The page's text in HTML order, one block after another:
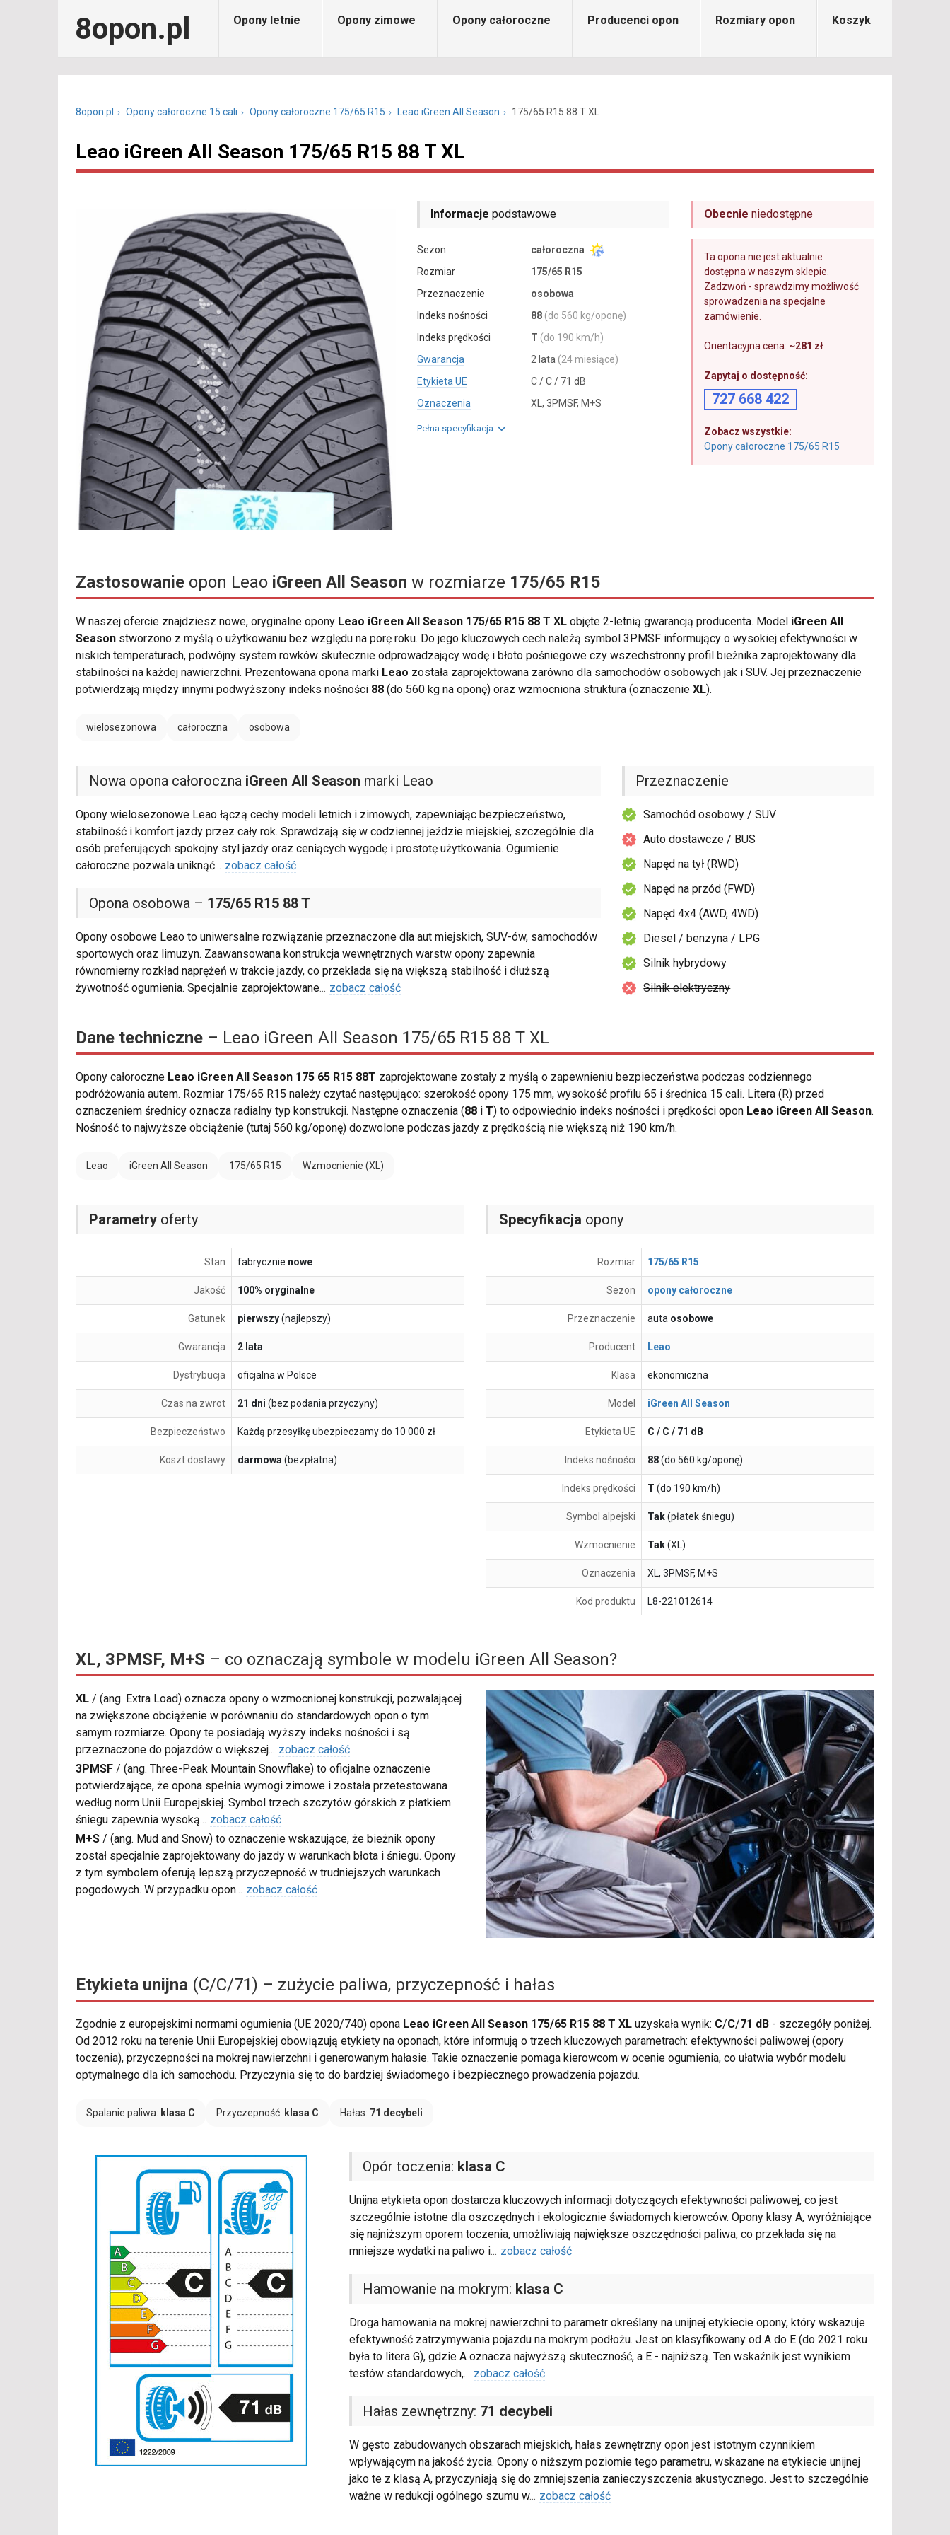
8opon.pl Opony letnie Opony zimowe Opony całoroczne Producenci opon Rozmiary opon Koszyk
8opon.pl Opony całoroczne 15 cali Opony całoroczne 175/65 R15 Leao iGreen All Season 175/65 R15 88 T XL
Leao iGreen All Season 175/65 R15 88 T XL
Informacje podstawowe
Sezon
całoroczna
Rozmiar
175/65 R15
Przeznaczenie
osobowa
Indeks nośności
88 (do 560 kg/oponę)
Indeks prędkości
T (do 190 km/h)
Gwarancja
2 lata (24 miesiące)
Etykieta UE
C / C / 71 dB
Oznaczenia
XL, 3PMSF, M+S
Pełna specyfikacja
Obecnie niedostępne
Ta opona nie jest aktualnie
dostępna w naszym sklepie.
Zadzwoń - sprawdzimy możliwość
sprowadzenia na specjalne
zamówienie.
Orientacyjna cena: ~281 zł
Zapytaj o dostępność:
727 668 422
Zobacz wszystkie:
Opony całoroczne 175/65 R15
Zastosowanie opon Leao iGreen All Season w rozmiarze 175/65 R15
W naszej ofercie znajdziesz nowe, oryginalne opony Leao iGreen All Season 175/65 R15 88 T XL objęte 2-letnią gwarancją producenta. Model iGreen All
Season stworzono z myślą o użytkowaniu bez względu na porę roku. Do jego kluczowych cech należą symbol 3PMSF informujący o wysokiej efektywności w
niskich temperaturach, podwójny system rowków skutecznie odprowadzający wodę i błoto pośniegowe czy wszechstronny profil bieżnika zaprojektowany dla
stabilności na każdej nawierzchni. Prezentowana opona marki Leao została zaprojektowana zarówno dla samochodów osobowych jak i SUV. Jej przeznaczenie
potwierdzają między innymi podwyższony indeks nośności 88 (do 560 kg na oponę) oraz wzmocniona struktura (oznaczenie XL).
wielosezonowa całoroczna osobowa
Nowa opona całoroczna iGreen All Season marki Leao
Opony wielosezonowe Leao łączą cechy modeli letnich i zimowych, zapewniając bezpieczeństwo,
stabilność i komfort jazdy przez cały rok. Sprawdzają się w codziennej jeździe miejskiej, szczególnie dla
osób preferujących spokojny styl jazdy oraz ceniących wygodę i prostotę użytkowania. Ogumienie
całoroczne pozwala uniknąć... zobacz całość
Opona osobowa – 175/65 R15 88 T
Opony osobowe Leao to uniwersalne rozwiązanie przeznaczone dla aut miejskich, SUV-ów, samochodów
sportowych oraz limuzyn. Zaawansowana konstrukcja wewnętrznych warstw opony zapewnia
równomierny rozkład naprężeń w trakcie jazdy, co przekłada się na większą stabilność i dłuższą
żywotność ogumienia. Specjalnie zaprojektowane... zobacz całość
Przeznaczenie
Samochód osobowy / SUV
Auto dostawcze / BUS
Napęd na tył (RWD)
Napęd na przód (FWD)
Napęd 4x4 (AWD, 4WD)
Diesel / benzyna / LPG
Silnik hybrydowy
Silnik elektryczny
Dane techniczne – Leao iGreen All Season 175/65 R15 88 T XL
Opony całoroczne Leao iGreen All Season 175 65 R15 88T zaprojektowane zostały z myślą o zapewnieniu bezpieczeństwa podczas codziennego
podróżowania autem. Rozmiar 175/65 R15 należy czytać następująco: szerokość opony 175 mm, wysokość profilu 65 i średnica 15 cali. Litera (R) przed
oznaczeniem średnicy oznacza radialny typ konstrukcji. Następne oznaczenia (88 i T) to odpowiednio indeks nośności i prędkości opon Leao iGreen All Season.
Nośność to najwyższe obciążenie (tutaj 560 kg/oponę) dozwolone podczas jazdy z prędkością nie większą niż 190 km/h.
Leao iGreen All Season 175/65 R15 Wzmocnienie (XL)
Parametry oferty
Stan fabrycznie nowe
Jakość 100% oryginalne
Gatunek pierwszy(najlepszy)
Gwarancja 2 lata
Dystrybucja oficjalna w Polsce
Czas na zwrot 21 dni (bez podania przyczyny)
Bezpieczeństwo Każdą przesyłkę ubezpieczamy do 10 000 zł
Koszt dostawy darmowa(bezpłatna)
Specyfikacja opony
Rozmiar 175/65 R15
Sezon opony całoroczne
Przeznaczenie auta osobowe
Producent Leao
Klasa ekonomiczna
Model iGreen All Season
Etykieta UE C / C / 71 dB
Indeks nośności 88(do 560 kg/oponę)
Indeks prędkości T (do 190 km/h)
Symbol alpejski Tak(płatek śniegu)
Wzmocnienie Tak(XL)
Oznaczenia XL, 3PMSF, M+S
Kod produktu L8-221012614
XL, 3PMSF, M+S – co oznaczają symbole w modelu iGreen All Season?
XL / (ang. Extra Load) oznacza opony o wzmocnionej konstrukcji, pozwalającej
na zwiększone obciążenie w porównaniu do standardowych opon o tym
samym rozmiarze. Opony te posiadają wyższy indeks nośności i są
przeznaczone do pojazdów o większej... zobacz całość
3PMSF / (ang. Three-Peak Mountain Snowflake) to oficjalne oznaczenie
potwierdzające, że opona spełnia wymogi zimowe i została przetestowana
według norm Unii Europejskiej. Symbol trzech szczytów górskich z płatkiem
śniegu zapewnia wysoką... zobacz całość
M+S / (ang. Mud and Snow) to oznaczenie wskazujące, że bieżnik opony
został specjalnie zaprojektowany do jazdy w warunkach błota i śniegu. Opony
z tym symbolem oferują lepszą przyczepność w trudniejszych warunkach
pogodowych. W przypadku opon... zobacz całość
Etykieta unijna (C/C/71) – zużycie paliwa, przyczepność i hałas
Zgodnie z europejskimi normami ogumienia (UE 2020/740) opona Leao iGreen All Season 175/65 R15 88 T XL uzyskała wynik: C/C/71 dB - szczegóły poniżej.
Od 2012 roku na terenie Unii Europejskiej obowiązują etykiety na oponach, które informują o trzech kluczowych parametrach: efektywności paliwowej (opory
toczenia), przyczepności na mokrej nawierzchni i generowanym hałasie. Takie oznaczenie pomaga kierowcom w ocenie ogumienia, co ułatwia wybór modelu
optymalnego dla ich samochodu. Przyczynia się to do bardziej świadomego i bezpiecznego prowadzenia pojazdu.
Spalanie paliwa: klasa C Przyczepność: klasa C Hałas: 71 decybeli
Opór toczenia: klasa C
Unijna etykieta opon dostarcza kluczowych informacji dotyczących efektywności paliwowej, co jest
szczególnie istotne dla oszczędnych i ekologicznie świadomych kierowców. Opony klasy A, wyróżniające
się najniższym oporem toczenia, umożliwiają największe oszczędności paliwa, co przekłada się na
mniejsze wydatki na paliwo i... zobacz całość
Hamowanie na mokrym: klasa C
Droga hamowania na mokrej nawierzchni to parametr określany na unijnej etykiecie opony, który wskazuje
efektywność zatrzymywania pojazdu na mokrym podłożu. Jest on klasyfikowany od A do E (do 2021 roku
była to litera G), gdzie A oznacza najwyższą skuteczność, a E - najniższą. Ten wskaźnik jest wynikiem
testów standardowych,... zobacz całość
Hałas zewnętrzny: 71 decybeli
W gęsto zabudowanych obszarach miejskich, hałas zewnętrzny opon jest istotnym czynnikiem
wpływającym na jakość życia. Opony o niższym poziomie tego parametru, wskazane na etykiecie unijnej
jako te z klasą A, przyczyniają się do zmniejszenia zanieczyszczenia akustycznego. Jest to szczególnie
ważne w redukcji ogólnego szumu w... zobacz całość